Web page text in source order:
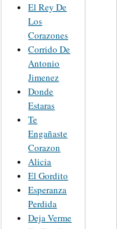
El Rey De
Los
Corazones
Corrido De
Antonio
Jimenez
Donde
Estaras
Te
Engañaste
Corazon
Alicia
El Gordito
Esperanza
Perdida
Deja Verme